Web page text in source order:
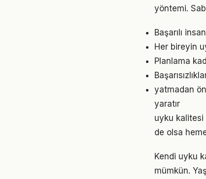
yöntemi.
Başarılı
Her bireyin
Planlama
yatmadan
yaratır
uyku kalitesi
de olsa
Kendi uyku
mümkün.